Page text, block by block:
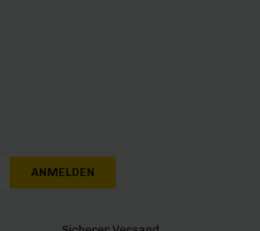
ANMELDEN